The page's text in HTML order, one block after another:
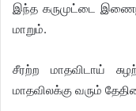
இந்த கருமுட்டை
மாறும்.
சீரற்ற மாதவிடாய்
மாதவிலக்கு வரும்